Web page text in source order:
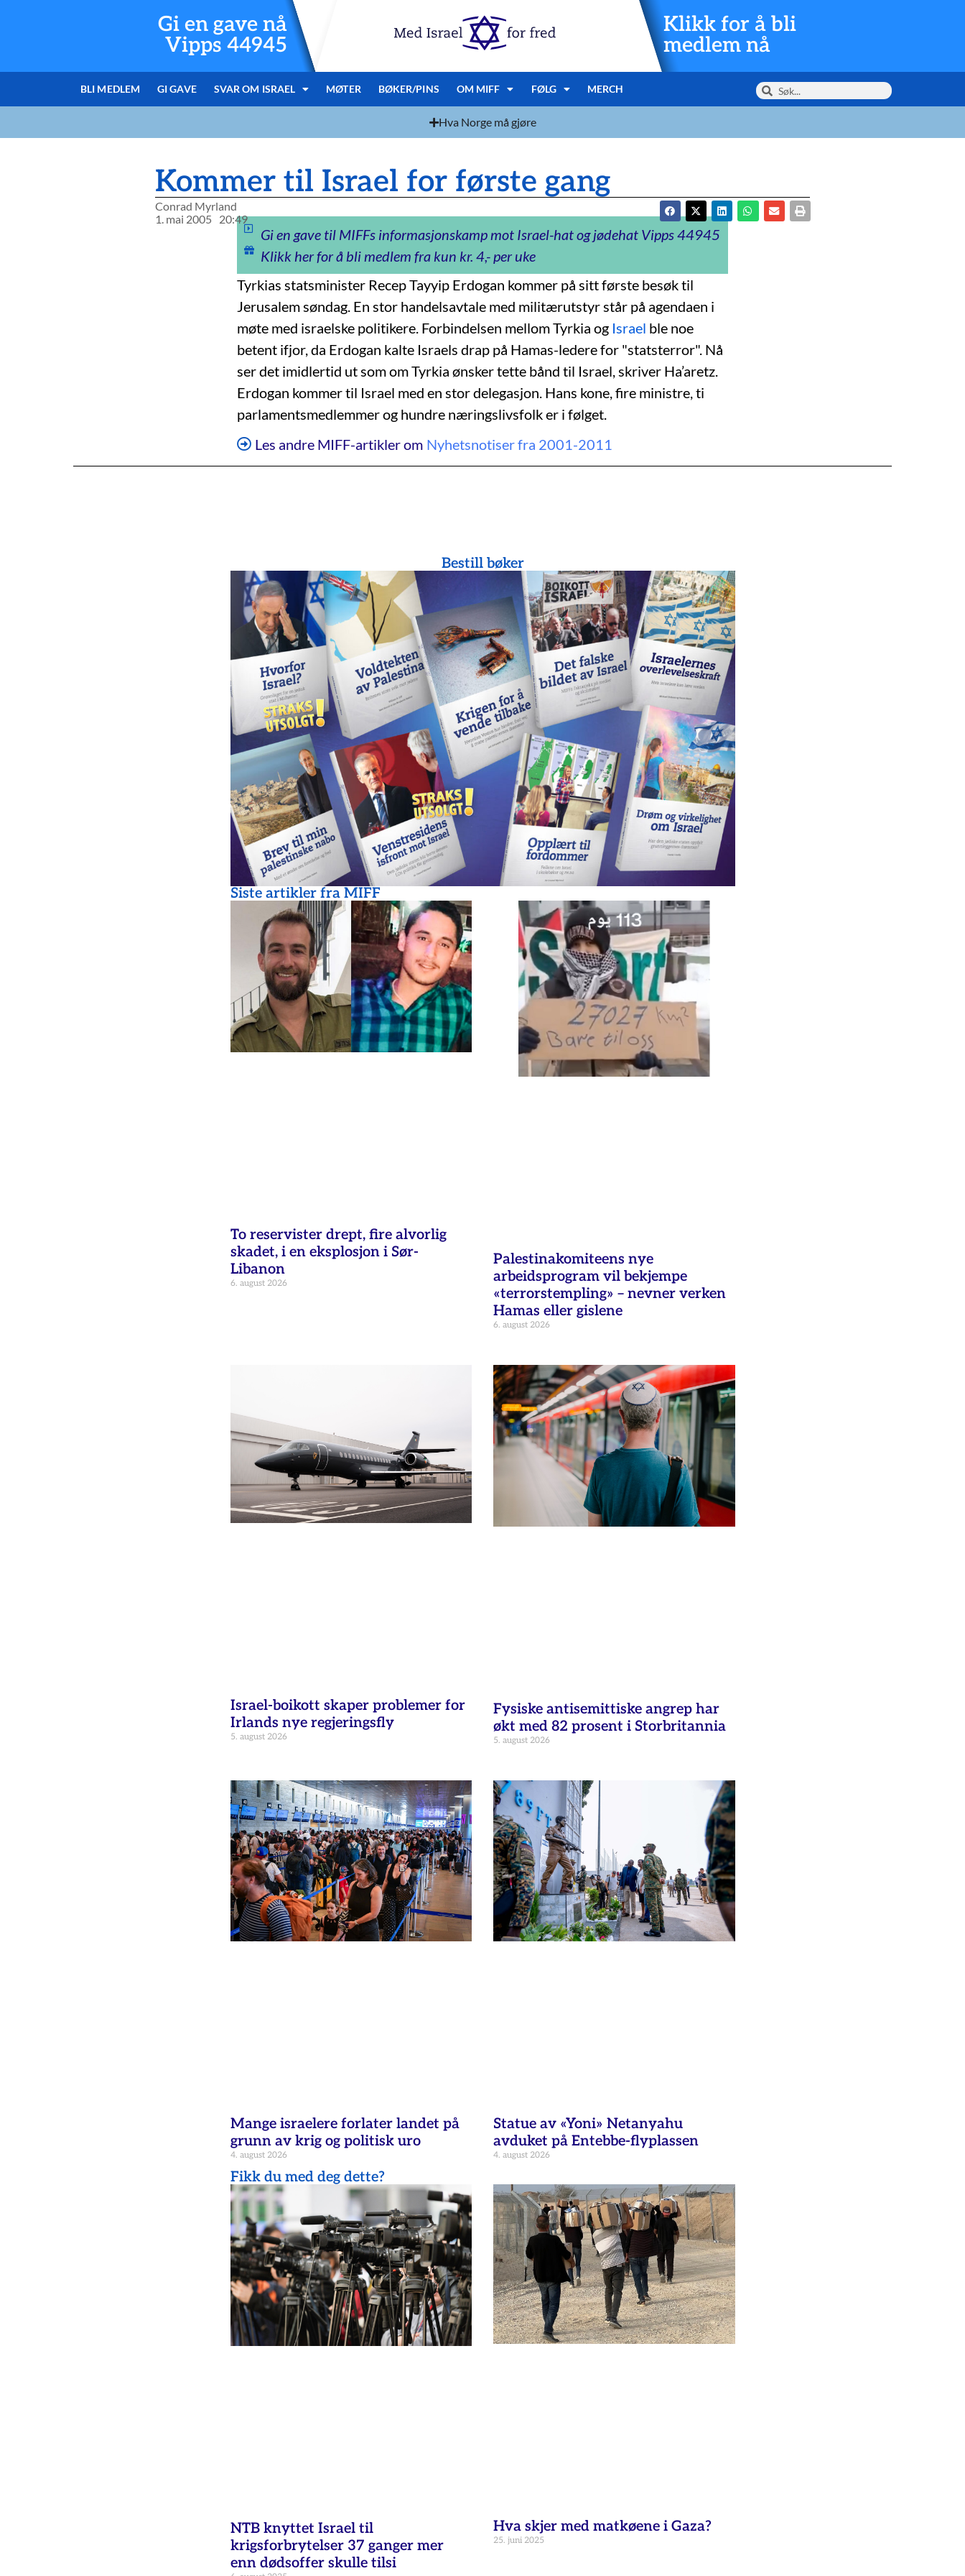
Gi en gave nå
Vipps 44945
Klikk for å bli
medlem nå
BLI MEDLEM GI GAVE SVAR OM ISRAEL MØTER BØKER/PINS OM MIFF FØLG MERCH
Hva Norge må gjøre
Kommer til Israel for første gang
Conrad Myrland
1. mai 2005
20:49
Gi en gave til MIFFs informasjonskamp mot Israel-hat og jødehat Vipps 44945
Klikk her for å bli medlem fra kun kr. 4,- per uke
Tyrkias statsminister Recep Tayyip Erdogan kommer på sitt første besøk til
Jerusalem søndag. En stor handelsavtale med militærutstyr står på agendaen i
møte med israelske politikere. Forbindelsen mellom Tyrkia og Israel ble noe
betent ifjor, da Erdogan kalte Israels drap på Hamas-ledere for "statsterror". Nå
ser det imidlertid ut som om Tyrkia ønsker tette bånd til Israel, skriver Ha’aretz.
Erdogan kommer til Israel med en stor delegasjon. Hans kone, fire ministre, ti
parlamentsmedlemmer og hundre næringslivsfolk er i følget.
Les andre MIFF-artikler om Nyhetsnotiser fra 2001-2011
Bestill bøker
Siste artikler fra MIFF
To reservister drept, fire alvorlig
skadet, i en eksplosjon i Sør-
Libanon
6. august 2026
Palestinakomiteens nye
arbeidsprogram vil bekjempe
«terrorstempling» – nevner verken
Hamas eller gislene
6. august 2026
Israel-boikott skaper problemer for
Irlands nye regjeringsfly
5. august 2026
Fysiske antisemittiske angrep har
økt med 82 prosent i Storbritannia
5. august 2026
Mange israelere forlater landet på
grunn av krig og politisk uro
4. august 2026
Statue av «Yoni» Netanyahu
avduket på Entebbe-flyplassen
4. august 2026
Fikk du med deg dette?
NTB knyttet Israel til
krigsforbrytelser 37 ganger mer
enn dødsoffer skulle tilsi
Hva skjer med matkøene i Gaza?
25. juni 2025